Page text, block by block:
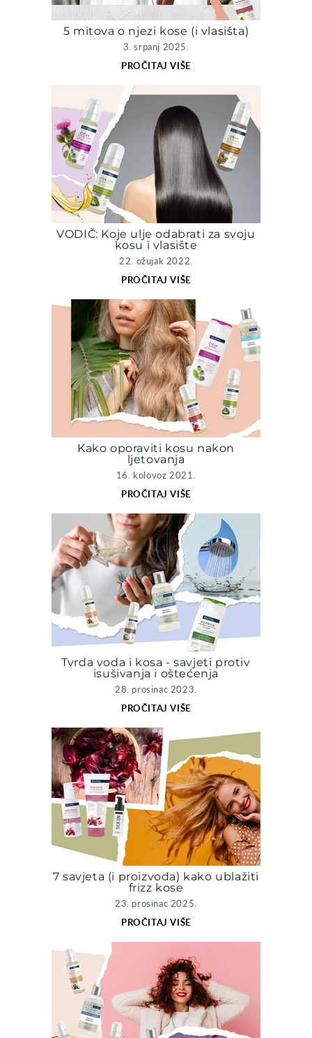
5 mitova o njezi kose (i vlasišta)
3. srpanj 2025.
PROČITAJ VIŠE
VODIČ: Koje ulje odabrati za svoju
kosu i vlasište
22. ožujak 2022.
PROČITAJ VIŠE
Kako oporaviti kosu nakon
ljetovanja
16. kolovoz 2021.
PROČITAJ VIŠE
Tvrda voda i kosa - savjeti protiv
isušivanja i oštećenja
28. prosinac 2023.
PROČITAJ VIŠE
7 savjeta (i proizvoda) kako ublažiti
frizz kose
23. prosinac 2025.
PROČITAJ VIŠE